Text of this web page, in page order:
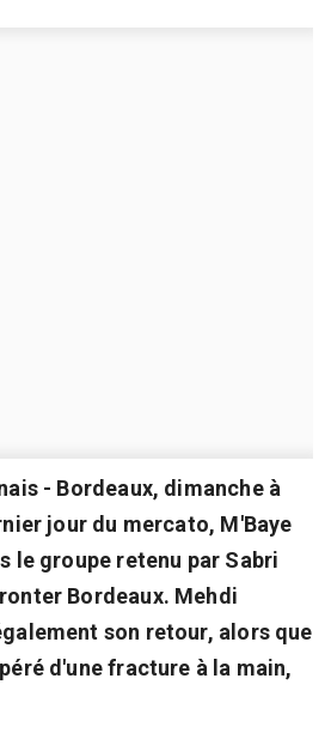
- Bordeaux, dimanche à
jour du mercato, M'Baye
le groupe retenu par Sabri
Bordeaux. Mehdi
son retour, alors que
d'une fracture à la main,